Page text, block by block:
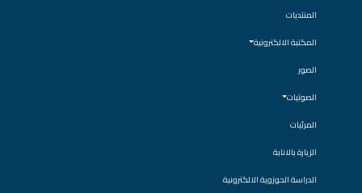
المنتديات
المكتبة الالكترونية
الصور
الصوتيات
المرئيات
الزيارة بالانابة
الدراسة الحوزوية الالكترونية